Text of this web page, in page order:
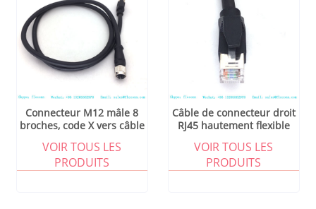
Connecteur M12 mâle 8
broches, code X vers câble
VOIR TOUS LES
PRODUITS
Câble de connecteur droit
RJ45 hautement flexible
VOIR TOUS LES
PRODUITS